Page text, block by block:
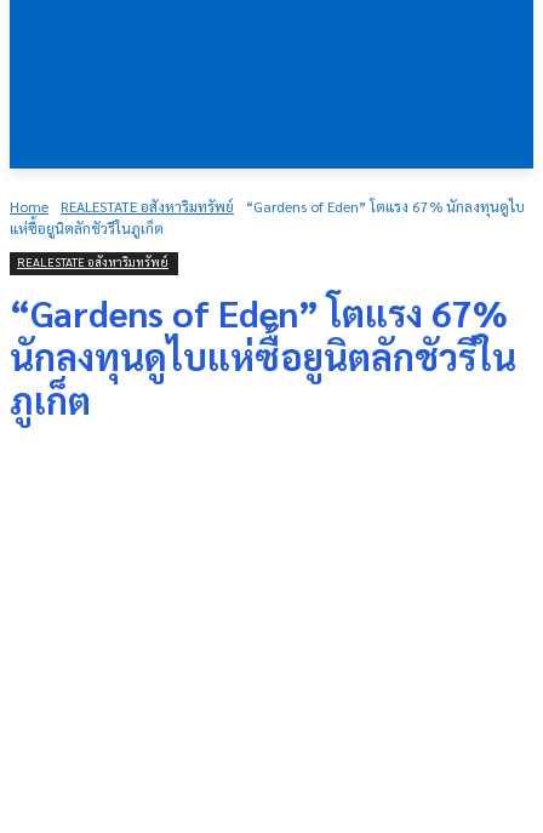
Home REALESTATE อสังหาริมทรัพย์
“Gardens of Eden” โตแรง 67% นักลงทุนดูไบ
แห่ซื้อยูนิตลักชัวรีในภูเก็ต
REALESTATE อสังหาริมทรัพย์
“Gardens of Eden” โตแรง 67%
นักลงทุนดูไบแห่ซื้อยูนิตลักชัวรีใน
ภูเก็ต